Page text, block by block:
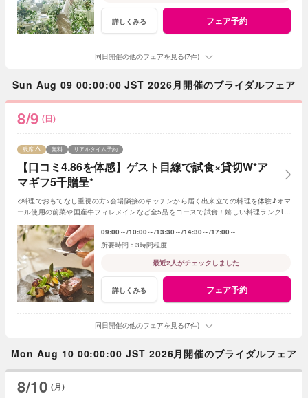
詳しくみる フェア予約
同日開催の他のフェアを見る(7件)
Sun Aug 09 00:00:00 JST 2026月開催のブライダルフェア
8/9 (日)
【口コミ4.86を体感】ゲスト目線で試食×貸切W*ア
マギフ5千贈呈*
残席 無料 リアルタイム予約
<料理でおもてなし重視の方>会場隣接のキッチンから届く出来立ての料理を体験♪オマ
ール使用の前菜や国産牛フィレメインなど全5品をコースで試食！嬉しい料理ランクUP
09:00～ 10:00～ 13:30～ 14:30～ 17:00～
3時間程度
最近2人がチェックしました
詳しくみる フェア予約
同日開催の他のフェアを見る(7件)
Mon Aug 10 00:00:00 JST 2026月開催のブライダルフェア
8/10 (月)